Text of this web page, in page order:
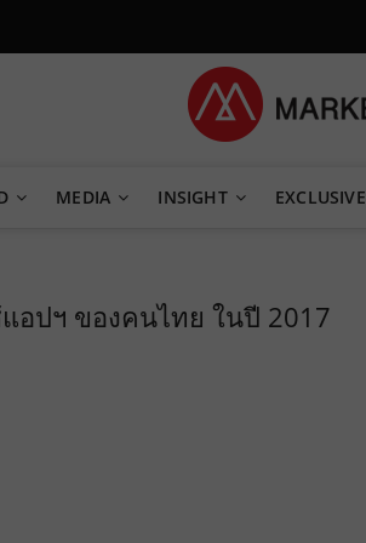
MEDIA INSIGHT EXCLUSIVE
อปฯ ของคนไทย ในปี 2017